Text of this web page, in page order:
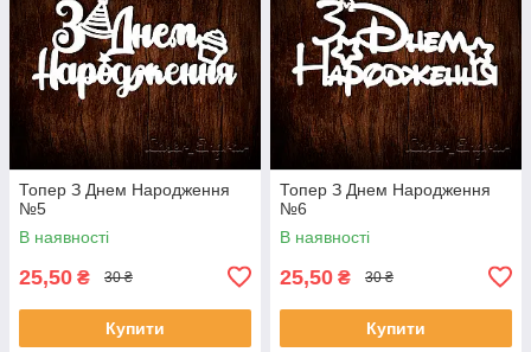
Топер З Днем Народження
№5
В наявності
25,50 ₴ 30 ₴
Купити
Топер З Днем Народження
№6
В наявності
25,50 ₴ 30 ₴
Купити